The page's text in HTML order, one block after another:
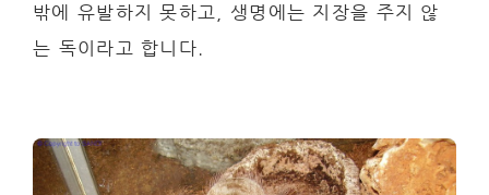
밖에 유발하지 못하고, 생명에는 지장을 주지 않
는 독이라고 합니다.